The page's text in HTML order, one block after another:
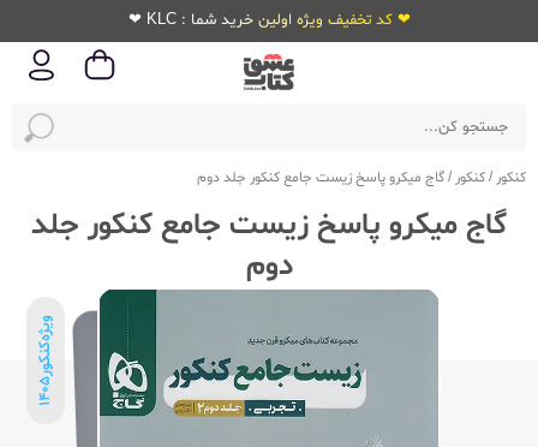
❤ کد تخفیف ویژه اولین خرید شما : KLC ❤
کنکور /کنکور /گاج میکرو پاسخ زیست جامع کنکور جلد دوم
گاج میکرو پاسخ زیست جامع کنکور جلد
دوم
ویژه‌کنکور
1405